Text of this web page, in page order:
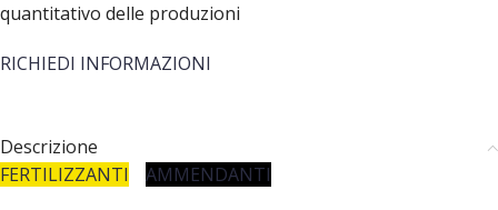
quantitativo delle produzioni
RICHIEDI INFORMAZIONI
Descrizione
FERTILIZZANTI
AMMENDANTI